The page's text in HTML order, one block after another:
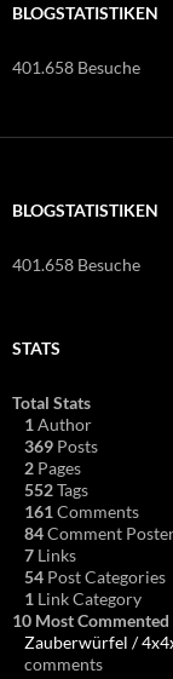
BLOGSTATISTIKEN
401.658 Besuche
BLOGSTATISTIKEN
401.658 Besuche
STATS
Total Stats
1 Author
369 Posts
2 Pages
552Tags
161 Comments
84Comment
7 Links
54 Post Categories
1 Link Category
10 Most Commented
Zauberwürfel /
comments